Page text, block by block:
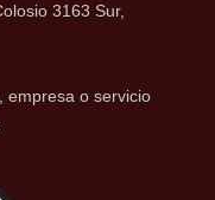
3163 Sur,
empresa o servicio